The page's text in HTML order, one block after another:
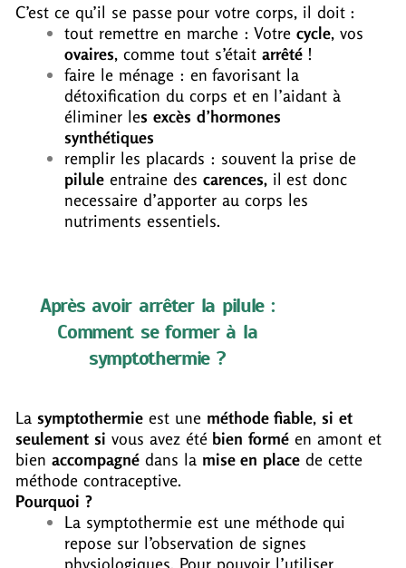
C’est ce qu’il se passe pour votre corps, il doit :
tout remettre en marche : Votrecycle, vos
ovaires, comme tout s’était arrêté!
faire le ménage : en favorisant la
détoxification du corps et en l’aidant à
éliminer les excès d’hormones
synthétiques
remplir les placards : souvent la prise de
pilule entraine des carences,il est donc
necessaire d’apporter au corps les
nutriments essentiels.
Après avoir arrêter la pilule :
Comment se former à la
symptothermie ?
Lasymptothermie est uneméthode fiable,si et
seulement si vous avez été bien formé en amont et
bienaccompagné dans la mise en place de cette
méthode contraceptive.
Pourquoi ?
La symptothermie est une méthode qui
repose sur l’observation de signes
physiologiques. Pour pouvoir l’utiliser